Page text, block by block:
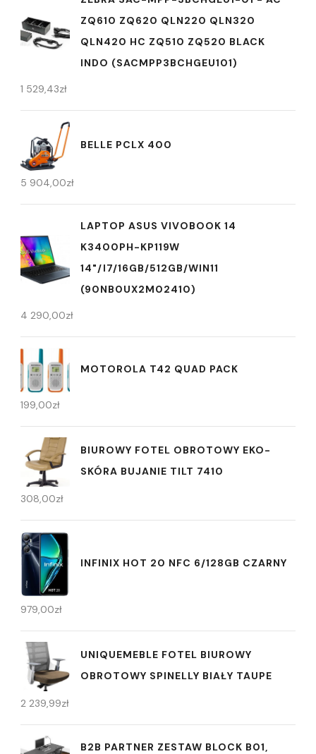
ZQ610 ZQ620 QLN220 QLN320
QLN420 HC ZQ510 ZQ520 BLACK
INDO (SACMPP3BCHGEU101)
1 529,43zł
BELLE PCLX 400
5 904,00zł
LAPTOP ASUS VIVOBOOK 14
K3400PH-KP119W
14"/I7/16GB/512GB/WIN11
(90NB0UX2M02410)
4 290,00zł
MOTOROLA T42 QUAD PACK
199,00zł
BIUROWY FOTEL OBROTOWY EKO-
SKÓRA BUJANIE TILT 7410
308,00zł
INFINIX HOT 20 NFC 6/128GB CZARNY
979,00zł
UNIQUEMEBLE FOTEL BIUROWY
OBROTOWY SPINELLY BIAŁY TAUPE
2 239,99zł
B2B PARTNER ZESTAW BLOCK B01,